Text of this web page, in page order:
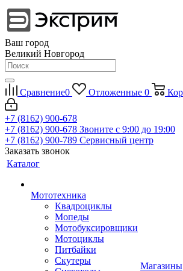
Ваш город
Великий Новгород
Сравнение0 Отложенные 0
+7 (8162) 900-678
+7 (8162) 900-678 Звоните с 9:00 до 19:00
+7 (8162) 900-789 Сервисный центр
Заказать звонок
Каталог
Мототехника
Квадроциклы
Мопеды
Мотобуксировщики
Мотоциклы
Питбайки
Скутеры
Магазины